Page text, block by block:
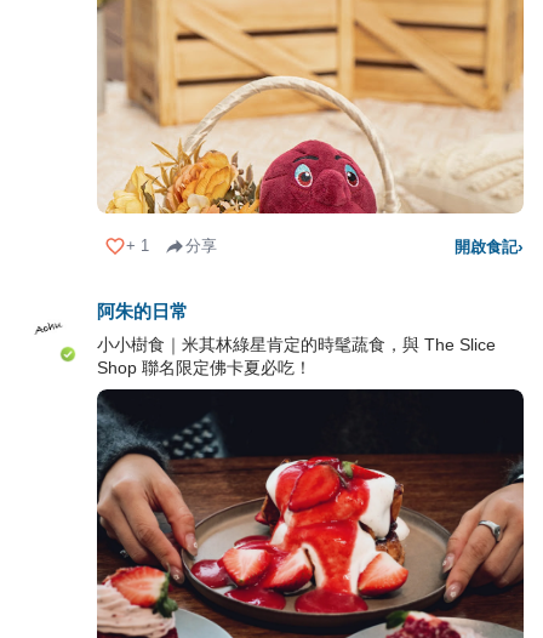
+ 1 分享 開啟食記›
阿朱的日常
小小樹食｜米其林綠星肯定的時髦蔬食，與 The Slice
Shop 聯名限定佛卡夏必吃！